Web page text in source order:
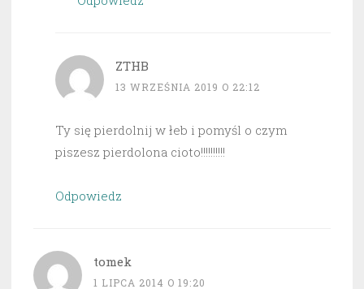
ZTHB
13 WRZEŚNIA 2019 O 22:12
Ty się pierdolnij w łeb i pomyśl o czym
piszesz pierdolona cioto!!!!!!!!!!
Odpowiedz
tomek
1 LIPCA 2014 O 19:20